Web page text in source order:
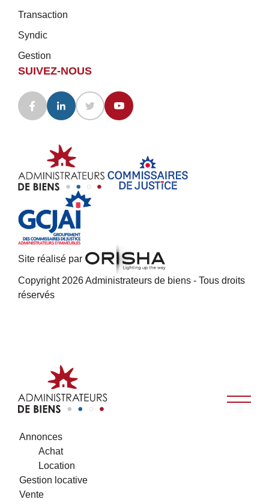
Transaction
Syndic
Gestion
SUIVEZ-NOUS
Site réalisé par
Copyright 2026 Administrateurs de biens - Tous droits
réservés
Annonces
Achat
Location
Gestion locative
Vente